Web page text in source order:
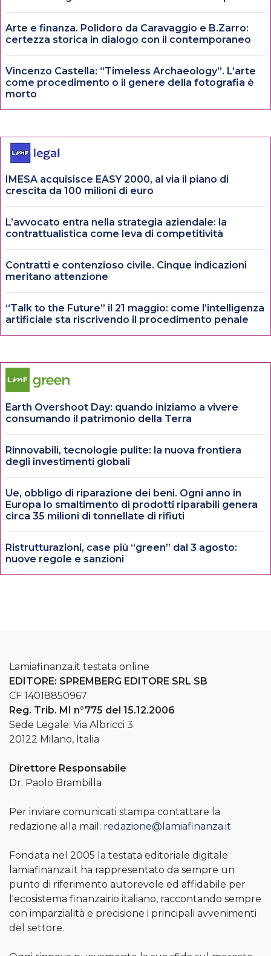
Arte e finanza. Polidoro da Caravaggio e B.Zarro:
certezza storica in dialogo con il contemporaneo
Vincenzo Castella: “Timeless Archaeology”. L’arte
come procedimento o il genere della fotografia è
morto
IMESA acquisisce EASY 2000, al via il piano di
crescita da 100 milioni di euro
L’avvocato entra nella strategia aziendale: la
contrattualistica come leva di competitività
Contratti e contenzioso civile. Cinque indicazioni
meritano attenzione
“Talk to the Future” il 21 maggio: come l’intelligenza
artificiale sta riscrivendo il procedimento penale
Earth Overshoot Day: quando iniziamo a vivere
consumando il patrimonio della Terra
Rinnovabili, tecnologie pulite: la nuova frontiera
degli investimenti globali
Ue, obbligo di riparazione dei beni. Ogni anno in
Europa lo smaltimento di prodotti riparabili genera
circa 35 milioni di tonnellate di rifiuti
Ristrutturazioni, case più “green” dal 3 agosto:
nuove regole e sanzioni
Lamiafinanza.it testata online
EDITORE: SPREMBERG EDITORE SRL SB
CF 14018850967
Reg. Trib. MI n°775 del 15.12.2006
Sede Legale: Via Albricci 3
20122 Milano, Italia
Direttore Responsabile
Dr. Paolo Brambilla
Per inviare comunicati stampa contattare la
redazione alla mail: redazione@lamiafinanza.it
Fondata nel 2005 la testata editoriale digitale
lamiafinanza.it ha rappresentato da sempre un
punto di riferimento autorevole ed affidabile per
l'ecosistema finanzairio italiano, raccontando sempre
con imparzialità e precisione i principali avvenimenti
del settore.